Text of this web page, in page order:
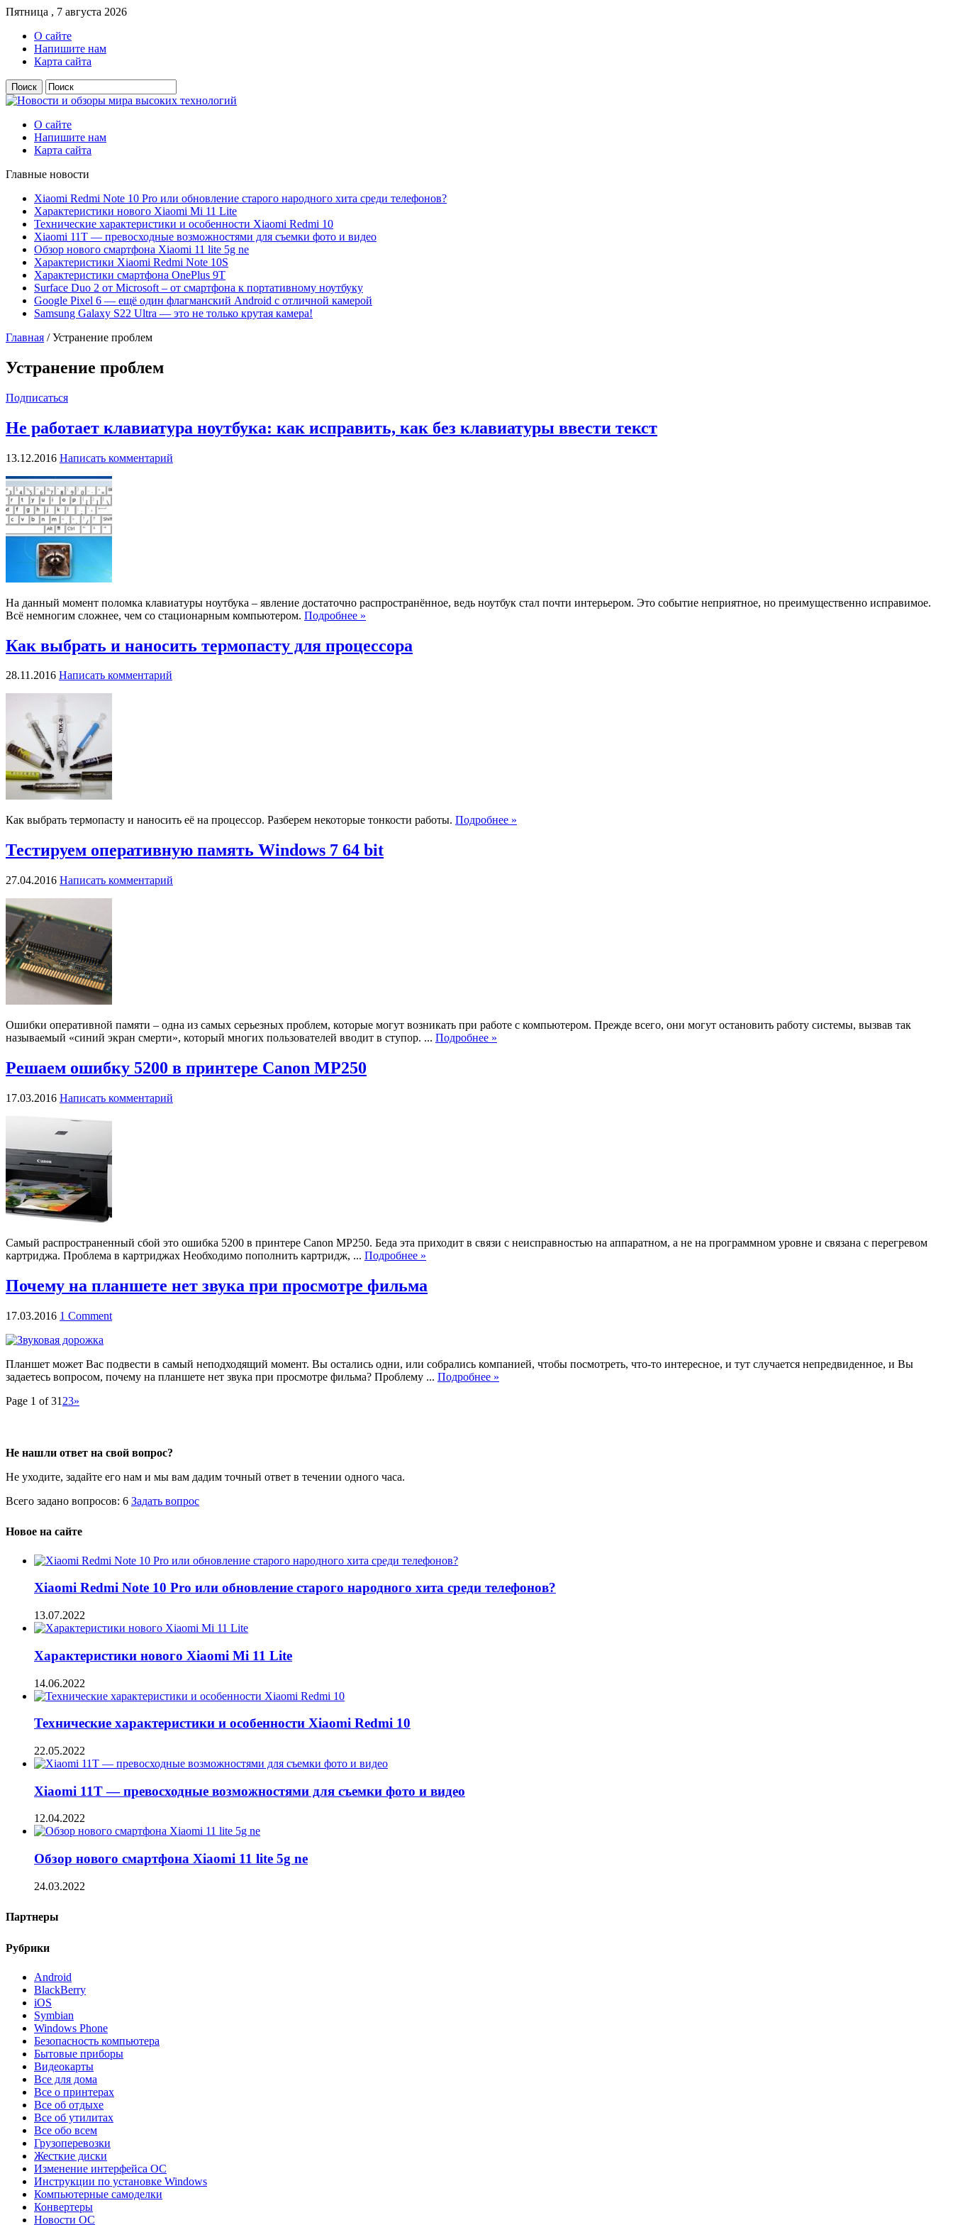
Пятница , 7 августа 2026
О сайте
Напишите нам
Карта сайта
О сайте
Напишите нам
Карта сайта
Главные новости
Xiaomi Redmi Note 10 Pro или обновление старого народного хита среди телефонов?
Характеристики нового Xiaomi Mi 11 Lite
Технические характеристики и особенности Xiaomi Redmi 10
Xiaomi 11T — превосходные возможностями для съемки фото и видео
Обзор нового смартфона Xiaomi 11 lite 5g ne
Характеристики Xiaomi Redmi Note 10S
Характеристики смартфона OnePlus 9T
Surface Duo 2 от Microsoft – от смартфона к портативному ноутбуку
Google Pixel 6 — ещё один флагманский Android с отличной камерой
Samsung Galaxy S22 Ultra — это не только крутая камера!
Главная /Устранение проблем
Устранение проблем
Подписаться
Не работает клавиатура ноутбука: как исправить, как без клавиатуры ввести текст
13.12.2016 Написать комментарий
На данный момент поломка клавиатуры ноутбука – явление достаточно распространённое, ведь ноутбук стал почти интерьером. Это событие неприятное, но преимущественно исправимое.
Всё немногим сложнее, чем со стационарным компьютером. Подробнее »
Как выбрать и наносить термопасту для процессора
28.11.2016 Написать комментарий
Как выбрать термопасту и наносить её на процессор. Разберем некоторые тонкости работы. Подробнее »
Тестируем оперативную память Windows 7 64 bit
27.04.2016 Написать комментарий
Ошибки оперативной памяти – одна из самых серьезных проблем, которые могут возникать при работе с компьютером. Прежде всего, они могут остановить работу системы, вызвав так
называемый «синий экран смерти», который многих пользователей вводит в ступор. ... Подробнее »
Решаем ошибку 5200 в принтере Canon MP250
17.03.2016 Написать комментарий
Самый распространенный сбой это ошибка 5200 в принтере Canon MP250. Беда эта приходит в связи с неисправностью на аппаратном, а не на программном уровне и связана с перегревом
картриджа. Проблема в картриджах Необходимо пополнить картридж, ... Подробнее »
Почему на планшете нет звука при просмотре фильма
17.03.2016 1 Comment
Планшет может Вас подвести в самый неподходящий момент. Вы остались одни, или собрались компанией, чтобы посмотреть, что-то интересное, и тут случается непредвиденное, и Вы
задаетесь вопросом, почему на планшете нет звука при просмотре фильма? Проблему ... Подробнее »
Page 1 of 31 23»
Не нашли ответ на свой вопрос?
Не уходите, задайте его нам и мы вам дадим точный ответ в течении одного часа.
Всего задано вопросов: 6 Задать вопрос
Новое на сайте
Xiaomi Redmi Note 10 Pro или обновление старого народного хита среди телефонов?
13.07.2022
Характеристики нового Xiaomi Mi 11 Lite
14.06.2022
Технические характеристики и особенности Xiaomi Redmi 10
22.05.2022
Xiaomi 11T — превосходные возможностями для съемки фото и видео
12.04.2022
Обзор нового смартфона Xiaomi 11 lite 5g ne
24.03.2022
Партнеры
Рубрики
Android
BlackBerry
iOS
Symbian
Windows Phone
Безопасность компьютера
Бытовые приборы
Видеокарты
Все для дома
Все о принтерах
Все об отдыхе
Все об утилитах
Все обо всем
Грузоперевозки
Жесткие диски
Изменение интерфейса ОС
Инструкции по установке Windows
Компьютерные самоделки
Конвертеры
Новости ОС